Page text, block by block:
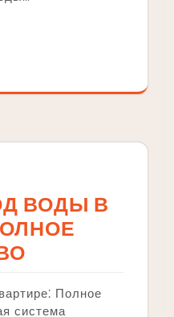
ВОДЫ В
Полное
система